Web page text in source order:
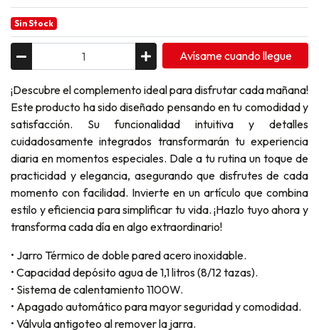
Sin Stock
Avísame cuando llegue
¡Descubre el complemento ideal para disfrutar cada mañana!
Este producto ha sido diseñado pensando en tu comodidad y
satisfacción. Su funcionalidad intuitiva y detalles
cuidadosamente integrados transformarán tu experiencia
diaria en momentos especiales. Dale a tu rutina un toque de
practicidad y elegancia, asegurando que disfrutes de cada
momento con facilidad. Invierte en un artículo que combina
estilo y eficiencia para simplificar tu vida. ¡Hazlo tuyo ahora y
transforma cada día en algo extraordinario!
• Jarro Térmico de doble pared acero inoxidable.
• Capacidad depósito agua de 1,1 litros (8/12 tazas).
• Sistema de calentamiento 1100W.
• Apagado automático para mayor seguridad y comodidad.
• Válvula antigoteo al remover la jarra.